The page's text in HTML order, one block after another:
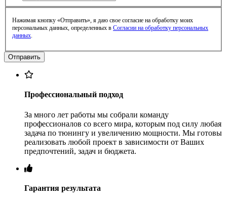
Нажимая кнопку «Отправить», я даю свое согласие на обработку моих
персональных данных, определенных в Согласии на обработку персональных
данных.
Профессиональный подход
За много лет работы мы собрали команду
профессионалов со всего мира, которым под силу любая
задача по тюнингу и увеличению мощности. Мы готовы
реализовать любой проект в зависимости от Ваших
предпочтений, задач и бюджета.
Гарантия результата